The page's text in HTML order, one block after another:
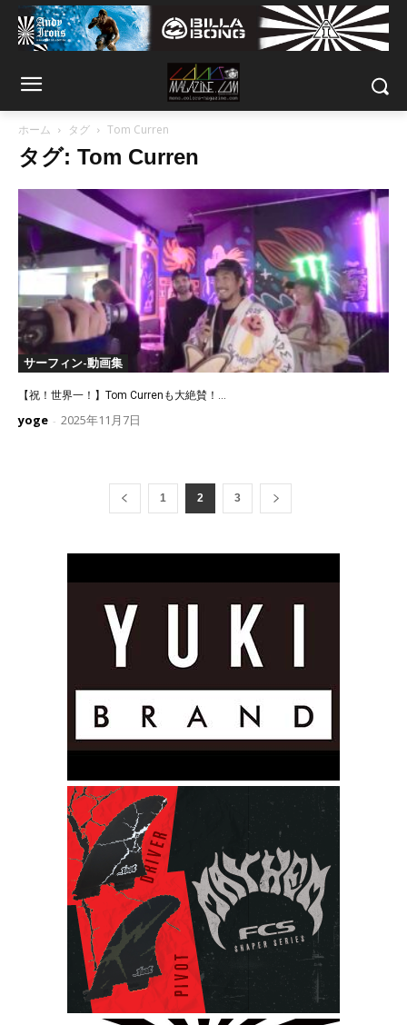
ホーム タグ Tom Curren
タグ: Tom Curren
サーフィン-動画集
【祝！世界一！】Tom Currenも大絶賛！...
yoge - 2025年11月7日
1 2 3